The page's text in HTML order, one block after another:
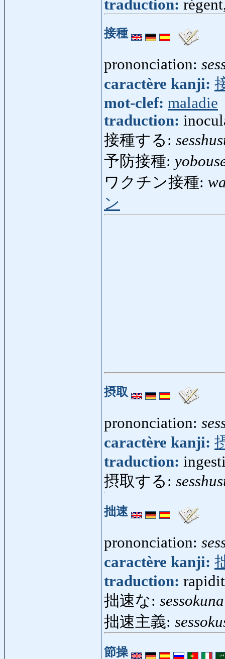
traduction:
接種
prononciation:
caractère kanji:
mot-clef: maladie
traduction:
接種する:
予防接種:
ワクチン接種:
ン
摂取
prononciation:
caractère kanji:
traduction:
摂取する:
拙速
prononciation:
caractère kanji:
traduction:
拙速な: sessokuna
拙速主義:
節操